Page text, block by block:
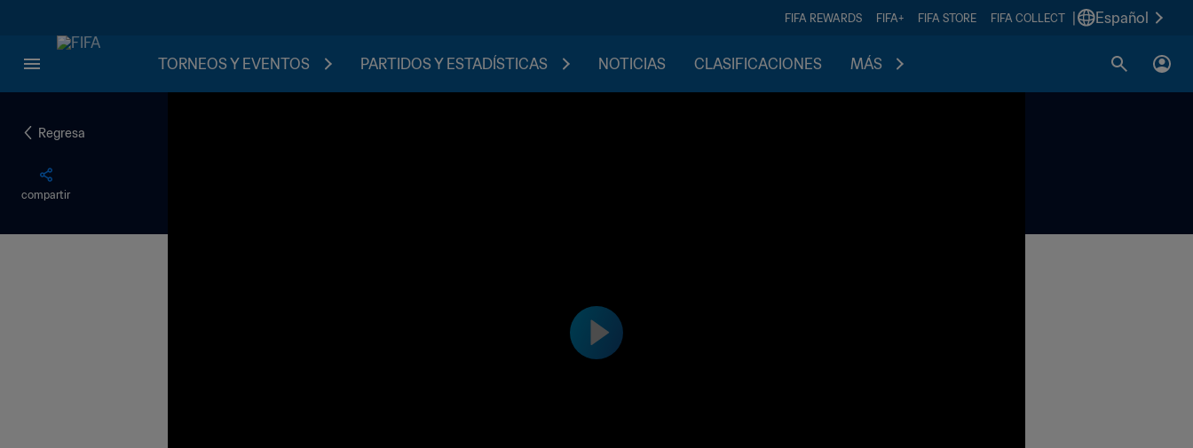
FIFA REWARDS FIFA+ FIFA STORE FIFA COLLECT Español
TORNEOS Y EVENTOS PARTIDOS Y ESTADÍSTICAS NOTICIAS CLASIFICACIONES MÁS
Regresa
compartir